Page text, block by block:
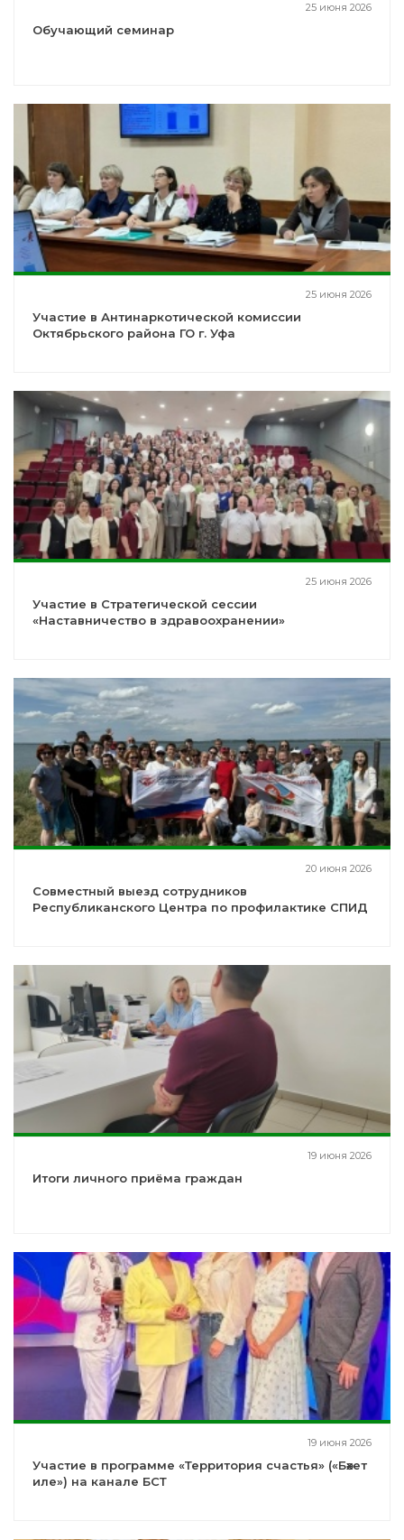
25 июня 2026
Обучающий семинар
25 июня 2026
Участие в Антинаркотической комиссии
Октябрьского района ГО г. Уфа
25 июня 2026
Участие в Стратегической сессии
«Наставничество в здравоохранении»
20 июня 2026
Совместный выезд сотрудников
Республиканского Центра по профилактике СПИД
19 июня 2026
Итоги личного приёма граждан
19 июня 2026
Участие в программе «Территория счастья» («Бәхет
иле») на канале БСТ